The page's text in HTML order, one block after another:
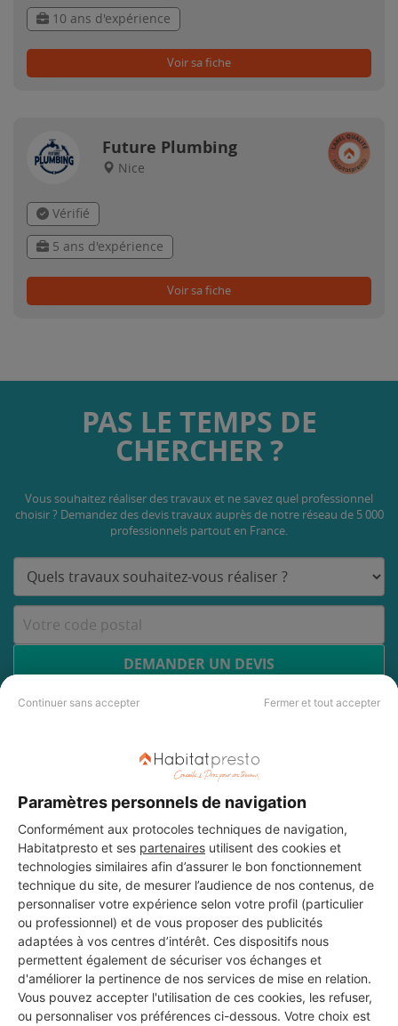
Continuer sans accepter Fermer et tout accepter
Paramètres personnels de navigation
Conformément aux protocoles techniques de navigation,
Habitatpresto et ses partenaires utilisent des cookies et
technologies similaires afin d’assurer le bon fonctionnement
technique du site, de mesurer l’audience de nos contenus, de
personnaliser votre expérience selon votre profil (particulier
ou professionnel) et de vous proposer des publicités
adaptées à vos centres d’intérêt. Ces dispositifs nous
permettent également de sécuriser vos échanges et
d'améliorer la pertinence de nos services de mise en relation.
Vous pouvez accepter l'utilisation de ces cookies, les refuser,
ou personnaliser vos préférences ci-dessous. Votre choix est
10 ans d'expérience
Voir sa fiche
Future Plumbing
Nice
Vérifié
5 ans d'expérience
Voir sa fiche
PAS LE TEMPS DE
CHERCHER ?
Vous souhaitez réaliser des travaux et ne savez quel professionnel
choisir ? Demandez des devis travaux auprès de notre réseau de 5 000
professionnels partout en France.
DEMANDER UN DEVIS
Les 3 autres Installateurs
d'alarmes pour vos travaux à
Peymeinade
RC CUISINES
Peymeinade
9 ans d'expérience
Voir sa fiche